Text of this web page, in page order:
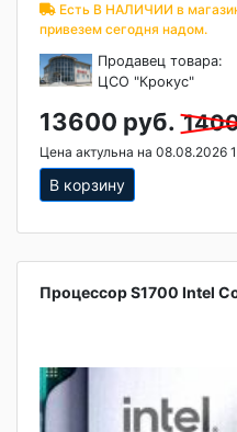
Есть В НАЛИЧИИ в
привезем сегодня надом.
Продавец товара:
ЦСО "Крокус"
13600 руб.
Цена актульна на 08.08.2026
В корзину
Процессор S1700 Intel